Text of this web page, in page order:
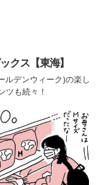
クス【東海】
ルデンウィーク)の楽し
ツも続々！